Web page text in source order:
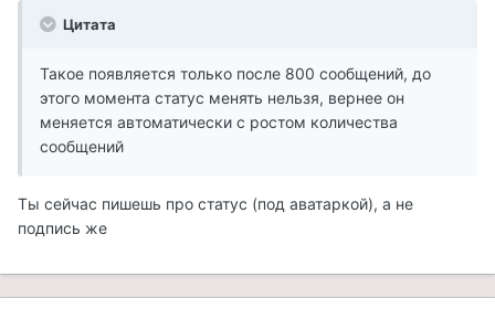
Цитата
Такое появляется только после 800 сообщений, до
этого момента статус менять нельзя, вернее он
меняется автоматически с ростом количества
сообщений
Ты сейчас пишешь про статус (под аватаркой), а не
подпись же